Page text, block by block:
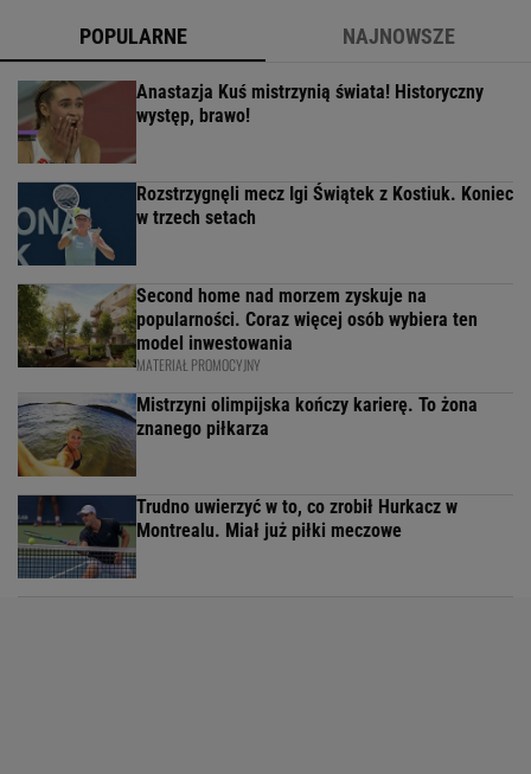
POPULARNE NAJNOWSZE
Anastazja Kuś mistrzynią świata! Historyczny
występ, brawo!
Rozstrzygnęli mecz Igi Świątek z Kostiuk. Koniec
w trzech setach
Second home nad morzem zyskuje na
popularności. Coraz więcej osób wybiera ten
model inwestowania
MATERIAŁ PROMOCYJNY
Mistrzyni olimpijska kończy karierę. To żona
znanego piłkarza
Trudno uwierzyć w to, co zrobił Hurkacz w
Montrealu. Miał już piłki meczowe